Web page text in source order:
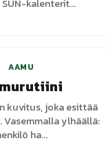
SUN-kalenterit...
AAMU
kuvitus, joka esittää
Vasemmalla ylhäällä:
ha...